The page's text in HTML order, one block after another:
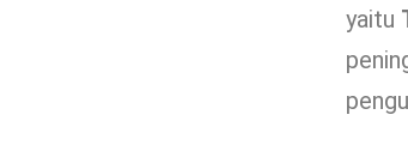
yaitu